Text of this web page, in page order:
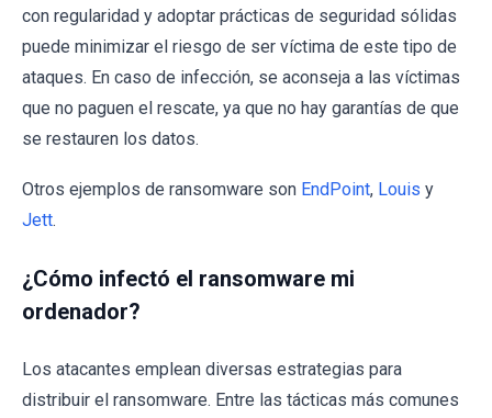
con regularidad y adoptar prácticas de seguridad sólidas
puede minimizar el riesgo de ser víctima de este tipo de
ataques. En caso de infección, se aconseja a las víctimas
que no paguen el rescate, ya que no hay garantías de que
se restauren los datos.
Otros ejemplos de ransomware son EndPoint, Louis y
Jett.
¿Cómo infectó el ransomware mi
ordenador?
Los atacantes emplean diversas estrategias para
distribuir el ransomware. Entre las tácticas más comunes